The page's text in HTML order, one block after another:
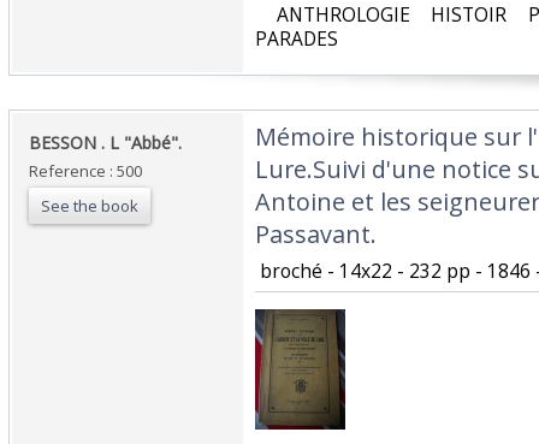
ANTHROLOGIE HISTOIR
PARADES‎
‎BESSON . L "Abbé".‎
Reference : 500
See the book
‎Mémoire historique sur
Lure.Suivi d'une notice
Antoine et les
Passavant.‎
broché - 14x22 - 232 pp -